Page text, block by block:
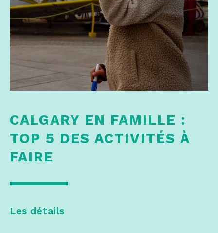
CALGARY EN FAMILLE :
TOP 5 DES ACTIVITÉS À
FAIRE
Les détails